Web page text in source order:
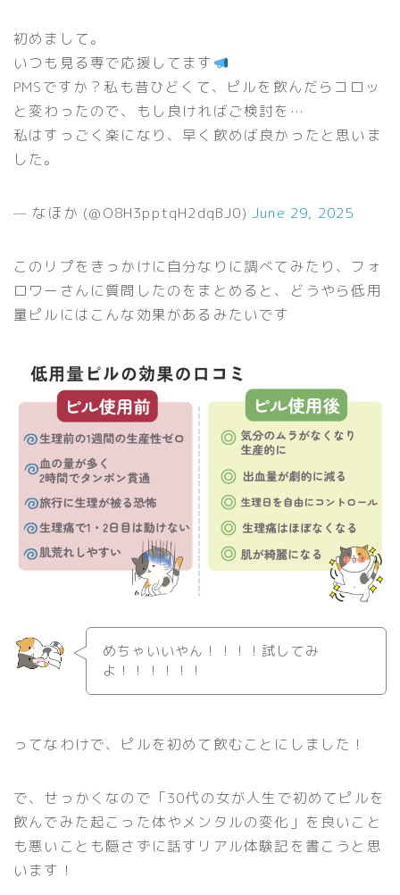
初めまして。
いつも見る専で応援してます
PMSですか？私も昔ひどくて、ピルを飲んだらコロッ
と変わったので、もし良ければご検討を…
私はすっごく楽になり、早く飲めば良かったと思いま
した。
— なほか (@O8H3pptqH2dqBJ0) June 29, 2025
このリプをきっかけに自分なりに調べてみたり、フォ
ロワーさんに質問したのをまとめると、どうやら低用
量ピルにはこんな効果があるみたいです
めちゃいいやん！！！！試してみ
よ！！！！！！
ってなわけで、ピルを初めて飲むことにしました！
で、せっかくなので「30代の女が人生で初めてピルを
飲んでみた起こった体やメンタルの変化」を良いこと
も悪いことも隠さずに話すリアル体験記を書こうと思
います！